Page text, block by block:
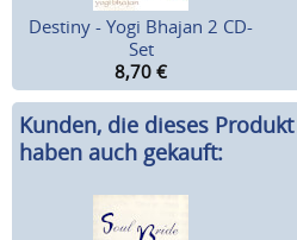
Destiny - Yogi Bhajan 2 CD-
Set
8,70 €
Kunden, die dieses
haben auch gekauft: